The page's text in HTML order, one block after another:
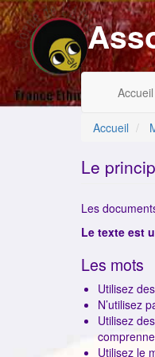
Aller
au
contenu
principal
Accueil
du
de
Accueil
Le
Les
Le texte est
Les mots
Utilisez
N’utilisez
Utilisez
Utilisez le